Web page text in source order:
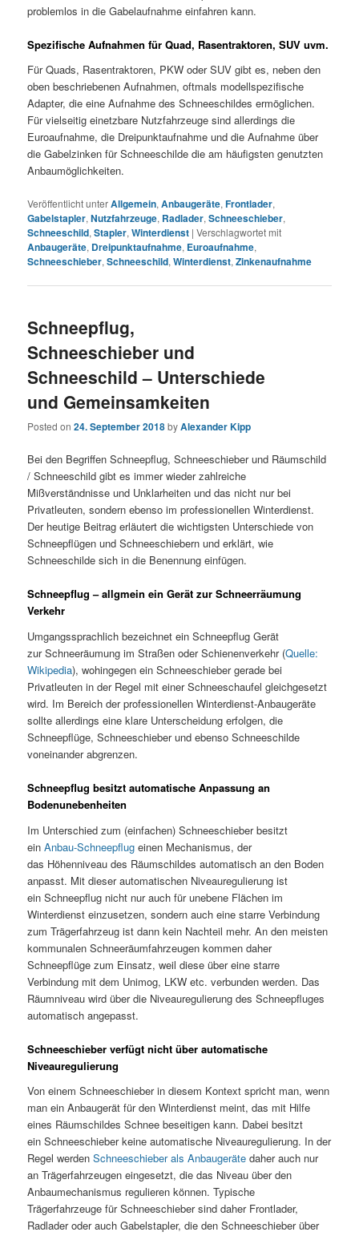
problemlos in die Gabelaufnahme einfahren kann.
Spezifische Aufnahmen für Quad, Rasentraktoren, SUV uvm.
Für Quads, Rasentraktoren, PKW oder SUV gibt es, neben den
oben beschriebenen Aufnahmen, oftmals modellspezifische
Adapter, die eine Aufnahme des Schneeschildes ermöglichen.
Für vielseitig einetzbare Nutzfahrzeuge sind allerdings die
Euroaufnahme, die Dreipunktaufnahme und die Aufnahme über
die Gabelzinken für Schneeschilde die am häufigsten genutzten
Anbaumöglichkeiten.
Veröffentlicht unterAllgemein,Anbaugeräte,Frontlader,
Gabelstapler,Nutzfahrzeuge, Radlader,Schneeschieber,
Schneeschild,Stapler,Winterdienst |Verschlagwortet mit
Anbaugeräte, Dreipunktaufnahme, Euroaufnahme,
Schneeschieber,Schneeschild,Winterdienst,Zinkenaufnahme
Schneepflug,
Schneeschieber und
Schneeschild – Unterschiede
und Gemeinsamkeiten
Posted on24. September 2018byAlexander Kipp
Bei den Begriffen Schneepflug, Schneeschieber und Räumschild
/ Schneeschild gibt es immer wieder zahlreiche
Mißverständnisse und Unklarheiten und das nicht nur bei
Privatleuten, sondern ebenso im professionellen Winterdienst.
Der heutige Beitrag erläutert die wichtigsten Unterschiede von
Schneepflügen und Schneeschiebern und erklärt, wie
Schneeschilde sich in die Benennung einfügen.
Schneepflug – allgmein ein Gerät zur Schneerräumung
Verkehr
Umgangssprachlich bezeichnet ein Schneepflug Gerät
zur Schneeräumung im Straßen oder Schienenverkehr (Quelle:
Wikipedia), wohingegen ein Schneeschieber gerade bei
Privatleuten in der Regel mit einer Schneeschaufel gleichgesetzt
wird. Im Bereich der professionellen Winterdienst-Anbaugeräte
sollte allerdings eine klare Unterscheidung erfolgen, die
Schneepflüge, Schneeschieber und ebenso Schneeschilde
voneinander abgrenzen.
Schneepflug besitzt automatische Anpassung an
Bodenunebenheiten
Im Unterschied zum (einfachen) Schneeschieber besitzt
einAnbau-Schneepflug einen Mechanismus, der
das Höhenniveau des Räumschildes automatisch an den Boden
anpasst. Mit dieser automatischen Niveauregulierung ist
ein Schneepflug nicht nur auch für unebene Flächen im
Winterdienst einzusetzen, sondern auch eine starre Verbindung
zum Trägerfahrzeug ist dann kein Nachteil mehr. An den meisten
kommunalen Schneeräumfahrzeugen kommen daher
Schneepflüge zum Einsatz, weil diese über eine starre
Verbindung mit dem Unimog, LKW etc. verbunden werden. Das
Räumniveau wird über die Niveauregulierung des Schneepfluges
automatisch angepasst.
Schneeschieber verfügt nicht über automatische
Niveauregulierung
Von einem Schneeschieber in diesem Kontext spricht man, wenn
man ein Anbaugerät für den Winterdienst meint, das mit Hilfe
eines Räumschildes Schnee beseitigen kann. Dabei besitzt
ein Schneeschieber keine automatische Niveauregulierung. In der
Regel werdenSchneeschieber als Anbaugeräte daher auch nur
an Trägerfahrzeugen eingesetzt, die das Niveau über den
Anbaumechanismus regulieren können. Typische
Trägerfahrzeuge für Schneeschieber sind daher Frontlader,
Radlader oder auch Gabelstapler, die den Schneeschieber über